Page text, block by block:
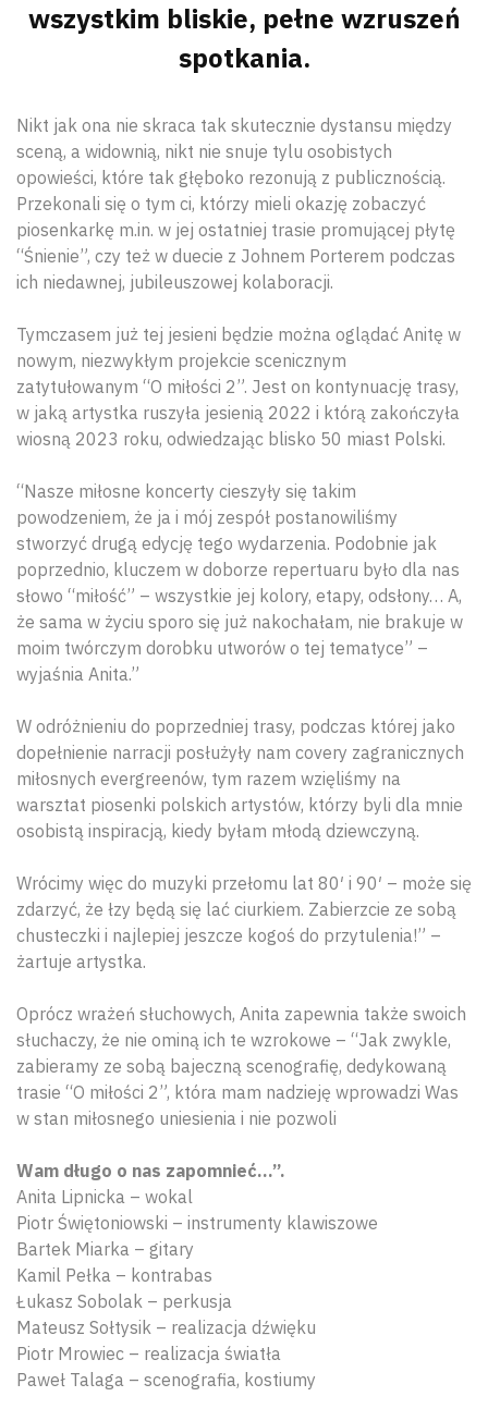
wszystkim bliskie, pełne wzruszeń
spotkania.
Nikt jak ona nie skraca tak skutecznie dystansu między
sceną, a widownią, nikt nie snuje tylu osobistych
opowieści, które tak głęboko rezonują z publicznością.
Przekonali się o tym ci, którzy mieli okazję zobaczyć
piosenkarkę m.in. w jej ostatniej trasie promującej płytę
“Śnienie”, czy też w duecie z Johnem Porterem podczas
ich niedawnej, jubileuszowej kolaboracji.
Tymczasem już tej jesieni będzie można oglądać Anitę w
nowym, niezwykłym projekcie scenicznym
zatytułowanym “O miłości 2”. Jest on kontynuację trasy,
w jaką artystka ruszyła jesienią 2022 i którą zakończyła
wiosną 2023 roku, odwiedzając blisko 50 miast Polski.
“Nasze miłosne koncerty cieszyły się takim
powodzeniem, że ja i mój zespół postanowiliśmy
stworzyć drugą edycję tego wydarzenia. Podobnie jak
poprzednio, kluczem w doborze repertuaru było dla nas
słowo “miłość” – wszystkie jej kolory, etapy, odsłony… A,
że sama w życiu sporo się już nakochałam, nie brakuje w
moim twórczym dorobku utworów o tej tematyce” –
wyjaśnia Anita.”
W odróżnieniu do poprzedniej trasy, podczas której jako
dopełnienie narracji posłużyły nam covery zagranicznych
miłosnych evergreenów, tym razem wzięliśmy na
warsztat piosenki polskich artystów, którzy byli dla mnie
osobistą inspiracją, kiedy byłam młodą dziewczyną.
Wrócimy więc do muzyki przełomu lat 80′ i 90′ – może się
zdarzyć, że łzy będą się lać ciurkiem. Zabierzcie ze sobą
chusteczki i najlepiej jeszcze kogoś do przytulenia!” –
żartuje artystka.
Oprócz wrażeń słuchowych, Anita zapewnia także swoich
słuchaczy, że nie ominą ich te wzrokowe – “Jak zwykle,
zabieramy ze sobą bajeczną scenografię, dedykowaną
trasie “O miłości 2”, która mam nadzieję wprowadzi Was
w stan miłosnego uniesienia i nie pozwoli
Wam długo o nas zapomnieć…”.
Anita Lipnicka – wokal
Piotr Świętoniowski – instrumenty klawiszowe
Bartek Miarka – gitary
Kamil Pełka – kontrabas
Łukasz Sobolak – perkusja
Mateusz Sołtysik – realizacja dźwięku
Piotr Mrowiec – realizacja światła
Paweł Talaga – scenografia, kostiumy